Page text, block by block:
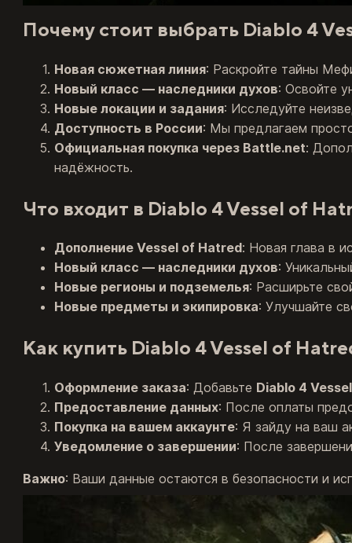
Почему стоит выбрать Diablo 4
Новая сюжетная линия: Раскройте тайны
Новый класс — наследники духов: Освойте
Новые локации и задания: Исследуйте
Доступность в России: Мы предлагаем
Официальная покупка через Battle.net:
надёжность.
Что входит в Diablo 4 Vessel of
Дополнение Vessel of Hatred: Новая глава в
Новый класс — наследники духов:
Новые регионы и подземелья: Расширьте
Новые предметы и экипировка: Улучшайте
Как купить Diablo 4 Vessel of
Оформление заказа: Добавьте Diablo 4
Предоставление данных: После оплаты
Покупка на вашем аккаунте: Я зайду на ваш
Уведомление о завершении: После
Важно: Ваши данные остаются в безопасности и